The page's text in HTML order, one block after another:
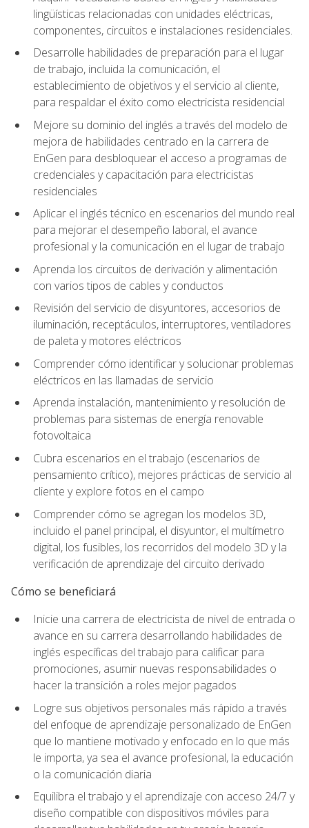
lingüísticas relacionadas con unidades eléctricas,
componentes, circuitos e instalaciones residenciales.
Desarrolle habilidades de preparación para el lugar
de trabajo, incluida la comunicación, el
establecimiento de objetivos y el servicio al cliente,
para respaldar el éxito como electricista residencial
Mejore su dominio del inglés a través del modelo de
mejora de habilidades centrado en la carrera de
EnGen para desbloquear el acceso a programas de
credenciales y capacitación para electricistas
residenciales
Aplicar el inglés técnico en escenarios del mundo real
para mejorar el desempeño laboral, el avance
profesional y la comunicación en el lugar de trabajo
Aprenda los circuitos de derivación y alimentación
con varios tipos de cables y conductos
Revisión del servicio de disyuntores, accesorios de
iluminación, receptáculos, interruptores, ventiladores
de paleta y motores eléctricos
Comprender cómo identificar y solucionar problemas
eléctricos en las llamadas de servicio
Aprenda instalación, mantenimiento y resolución de
problemas para sistemas de energía renovable
fotovoltaica
Cubra escenarios en el trabajo (escenarios de
pensamiento crítico), mejores prácticas de servicio al
cliente y explore fotos en el campo
Comprender cómo se agregan los modelos 3D,
incluido el panel principal, el disyuntor, el multímetro
digital, los fusibles, los recorridos del modelo 3D y la
verificación de aprendizaje del circuito derivado
Cómo se beneficiará
Inicie una carrera de electricista de nivel de entrada o
avance en su carrera desarrollando habilidades de
inglés específicas del trabajo para calificar para
promociones, asumir nuevas responsabilidades o
hacer la transición a roles mejor pagados
Logre sus objetivos personales más rápido a través
del enfoque de aprendizaje personalizado de EnGen
que lo mantiene motivado y enfocado en lo que más
le importa, ya sea el avance profesional, la educación
o la comunicación diaria
Equilibra el trabajo y el aprendizaje con acceso 24/7 y
diseño compatible con dispositivos móviles para